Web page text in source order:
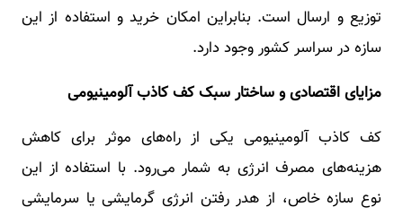
توزیع و ارسال است. بنابراین امکان خرید و استفاده از این
سازه در سراسر کشور وجود دارد.
مزایای اقتصادی و ساختار سبک کف کاذب آلومینیومی
کف کاذب آلومینیومی یکی از راه‌های موثر برای کاهش
هزینه‌های مصرف انرژی به شمار می‌رود. با استفاده از این
نوع سازه خاص، از هدر رفتن انرژی گرمایشی یا سرمایشی